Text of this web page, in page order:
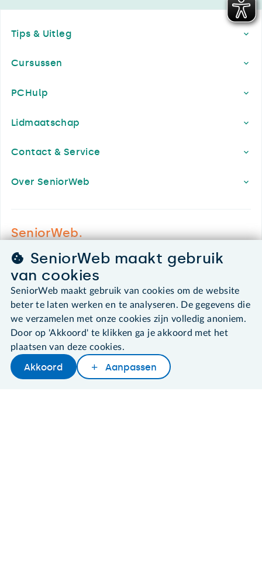
Tips & Uitleg
Cursussen
PCHulp
Lidmaatschap
Contact & Service
Over SeniorWeb
SeniorWeb.
030 - 276 99 65
leden@seniorweb.nl
©2026 SeniorWeb
Algemene voorwaarden
Cookies en cookie-instellingen
SeniorWeb maakt gebruik
van cookies
SeniorWeb maakt gebruik van cookies om de website
beter te laten werken en te analyseren. De gegevens die
we verzamelen met onze cookies zijn volledig anoniem.
Door op 'Akkoord' te klikken ga je akkoord met het
plaatsen van deze cookies.
Akkoord Aanpassen